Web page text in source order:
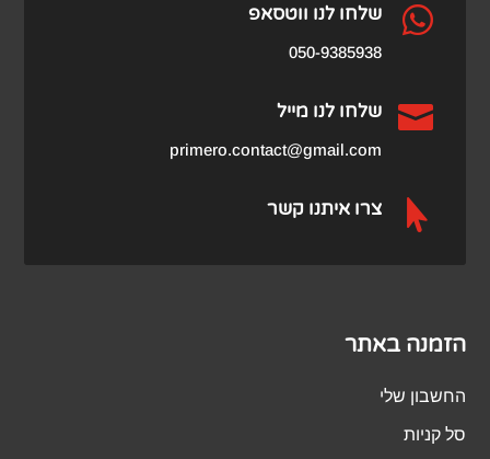
 שלחו לנו ווטסאפ
050-9385938
 שלחו לנו מייל
primero.contact@gmail.com
 צרו איתנו קשר
הזמנה באתר
החשבון שלי
סל קניות